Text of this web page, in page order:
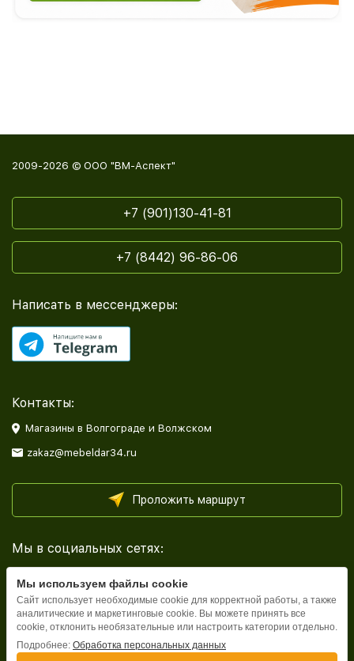
2009-2026 © ООО "ВМ-Аспект"
+7 (901)130-41-81
+7 (8442) 96-86-06
Написать в мессенджеры:
Контакты:
Магазины в Волгограде и Волжском
zakaz@mebeldar34.ru
Проложить маршрут
Мы в социальных сетях:
Каталог
Мы используем файлы cookie
Сайт использует необходимые cookie для корректной работы, а также
аналитические и маркетинговые cookie. Вы можете принять все
cookie, отклонить необязательные или настроить категории отдельно.
Подробнее: Обработка персональных данных